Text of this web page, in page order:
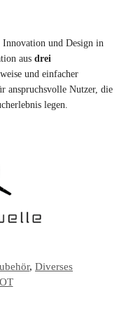
und Design in
aus drei
und einfacher
anspruchsvolle Nutzer, die
legen.
, Diverses